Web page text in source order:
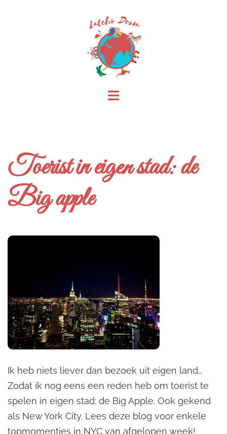
Toggle
Toerist in eigen stad: de
Big apple
Ik heb niets liever dan bezoek uit eigen land…
Zodat ik nog eens een reden heb om toerist te
spelen in eigen stad: de Big Apple. Ook gekend
als New York City. Lees deze blog voor enkele
topmomentjes in NYC van afgelopen week!